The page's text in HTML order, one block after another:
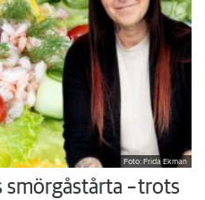
Foto: Frida Ekman
smörgåstårta – trots